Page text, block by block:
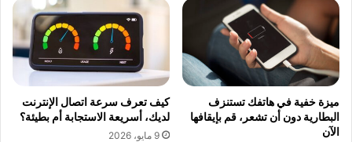
ميزة خفية في هاتفك تستنزف
البطارية دون أن تشعر، قم بإيقافها
الآن
كيف تعرف سرعة اتصال الإنترنت
لديك، أسريعة الاستجابة أم بطيئة؟
9 مايو، 2026